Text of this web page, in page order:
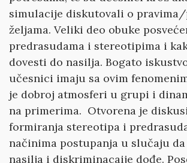
simulacije diskutovali o
željama. Veliki deo obuke
predrasudama i stereotipima i
dovesti do nasilja. Bogato
učesnici imaju sa ovim
je dobroj atmosferi u grupi i
na primerima. Otvorena je
formiranja stereotipa i
načinima postupanja u slučaju
nasilja i diskriminacaije dođe.